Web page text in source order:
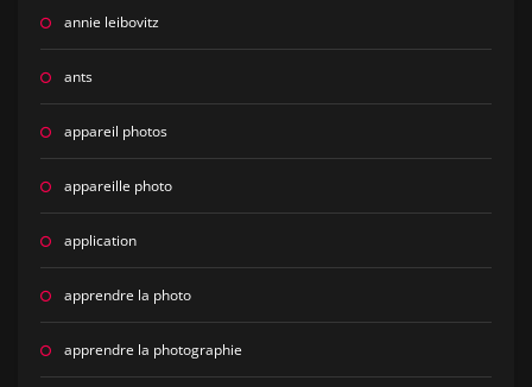
annie leibovitz
ants
appareil photos
appareille photo
application
apprendre la photo
apprendre la photographie